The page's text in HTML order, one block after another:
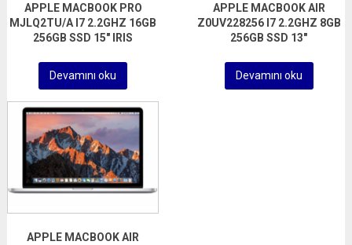
APPLE MACBOOK PRO
MJLQ2TU/A I7 2.2GHZ 16GB
256GB SSD 15″ IRIS
Devamını oku
APPLE MACBOOK AIR
Z0UV228256 I7 2.2GHZ 8GB
256GB SSD 13″
Devamını oku
APPLE MACBOOK AIR